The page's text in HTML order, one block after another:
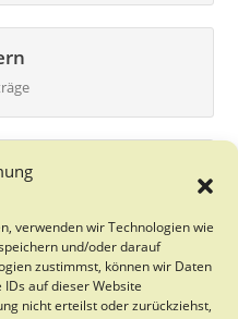
verwenden wir Technologien wie
und/oder darauf
zustimmst, können wir Daten
auf dieser Website
nicht erteilst oder zurückziehst,